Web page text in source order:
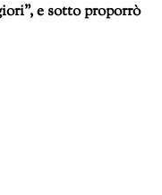
e sotto proporrò